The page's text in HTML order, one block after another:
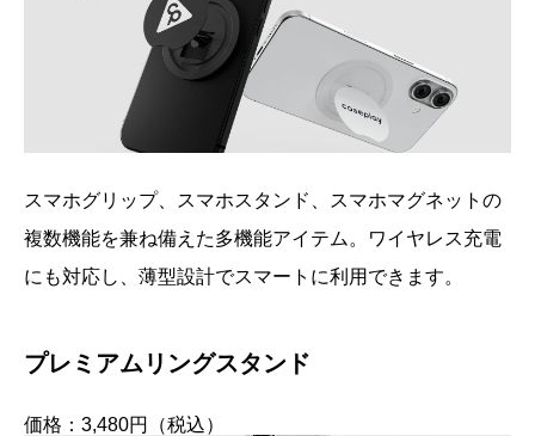
スマホグリップ、スマホスタンド、スマホマグネットの
複数機能を兼ね備えた多機能アイテム。ワイヤレス充電
にも対応し、薄型設計でスマートに利用できます。
プレミアムリングスタンド
価格：3,480円（税込）